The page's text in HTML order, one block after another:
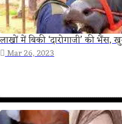
लाखों में बिकी ‘दारोगाजी’ की
Mar 26, 2023